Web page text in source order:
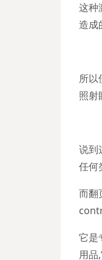
这种
造成
所以
照射
说到
任何
而翻
它是
用品